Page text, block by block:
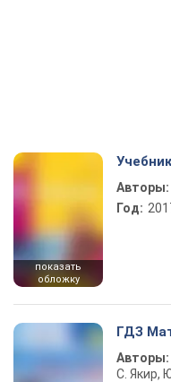
показать
обложку
Авторы:
Год:
ГДЗ
Авторы:
С. Якир,